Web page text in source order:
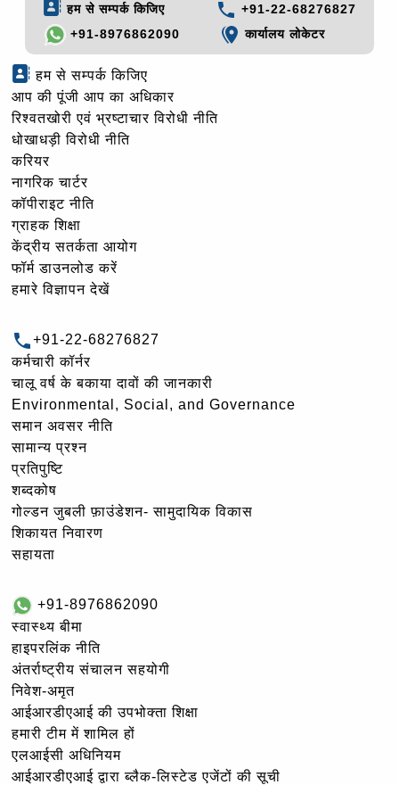
हम से सम्पर्क किजिए
+91-22-68276827
+91-8976862090
कार्यालय लोकेटर
हम से सम्पर्क किजिए
आप की पूंजी आप का अधिकार
रिश्वतखोरी एवं भ्रष्टाचार विरोधी नीति
धोखाधड़ी विरोधी नीति
करियर
नागरिक चार्टर
कॉपीराइट नीति
ग्राहक शिक्षा
केंद्रीय सतर्कता आयोग
फॉर्म डाउनलोड करें
हमारे विज्ञापन देखें
+91-22-68276827
कर्मचारी कॉर्नर
चालू वर्ष के बकाया दावों की जानकारी
Environmental, Social, and Governance
समान अवसर नीति
सामान्य प्रश्न
प्रतिपुष्टि
शब्दकोष
गोल्‍डन जुबली फ़ाउंडेशन- सामुदायिक विकास
शिकायत निवारण
सहायता
+91-8976862090
स्वास्थ्य बीमा
हाइपरलिंक नीति
अंतर्राष्ट्रीय संचालन सहयोगी
निवेश-अमृत
आईआरडीएआई की उपभोक्ता शिक्षा
हमारी टीम में शामिल हों
एलआईसी अधिनियम
आईआरडीएआई द्वारा ब्लैक-लिस्टेड एजेंटों की सूची